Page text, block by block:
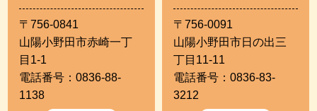
〒756-0841
山陽小野田市赤崎一丁
目1-1
電話番号：0836-88-
1138
〒756-0091
山陽小野田市日の出三
丁目11-11
電話番号：0836-83-
3212